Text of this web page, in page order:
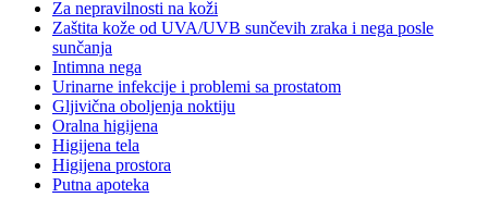
Za nepravilnosti na koži
Zaštita kože od UVA/UVB sunčevih zraka i nega posle
sunčanja
Intimna nega
Urinarne infekcije i problemi sa prostatom
Gljivična oboljenja noktiju
Oralna higijena
Higijena tela
Higijena prostora
Putna apoteka